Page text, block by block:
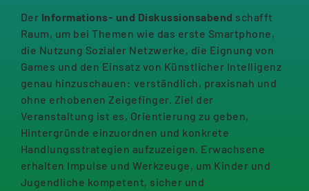
Der Informations- und Diskussionsabend schafft
Raum, um bei Themen wie das erste Smartphone,
die Nutzung Sozialer Netzwerke, die Eignung von
Games und den Einsatz von Künstlicher Intelligenz
genau hinzuschauen: verständlich, praxisnah und
ohne erhobenen Zeigefinger. Ziel der
Veranstaltung ist es, Orientierung zu geben,
Hintergründe einzuordnen und konkrete
Handlungsstrategien aufzuzeigen. Erwachsene
erhalten Impulse und Werkzeuge, um Kinder und
Jugendliche kompetent, sicher und